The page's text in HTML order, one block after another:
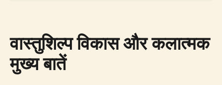
वास्तुशिल्प विकास और कलात्मक
मुख्य बातें